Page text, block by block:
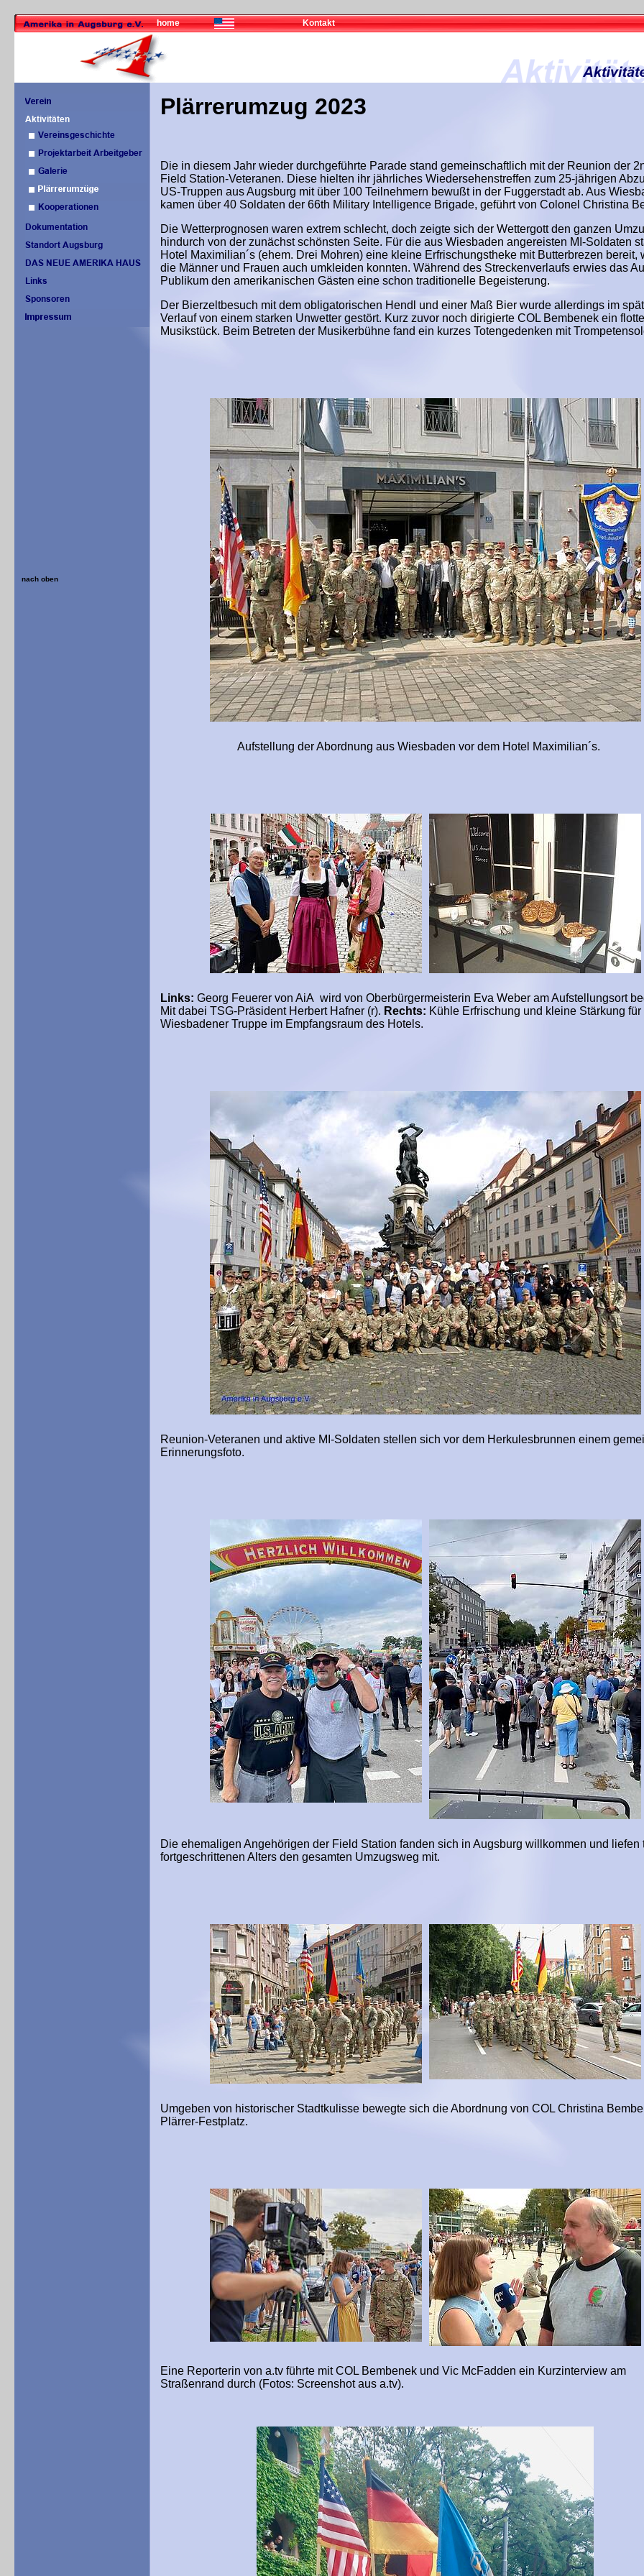
home Kontakt
Plärrerumzug 2023
Die in diesem Jahr wieder durchgeführte Parade stand gemeinschaftlich mit der Reunion der
Field Station-Veteranen. Diese hielten ihr jährliches Wiedersehenstreffen zum 25-jährigen
US-Truppen aus Augsburg mit über 100 Teilnehmern bewußt in der Fuggerstadt ab. Aus
kamen über 40 Soldaten der 66th Military Intelligence Brigade, geführt von Colonel Christina
Die Wetterprognosen waren extrem schlecht, doch zeigte sich der Wettergott den ganzen
hindurch von der zunächst schönsten Seite. Für die aus Wiesbaden angereisten MI-Soldaten
Hotel Maximilian´s (ehem. Drei Mohren) eine kleine Erfrischungstheke mit Butterbrezen bereit,
die Männer und Frauen auch umkleiden konnten. Während des Streckenverlaufs erwies das
Publikum den amerikanischen Gästen eine schon traditionelle Begeisterung.
Der Bierzeltbesuch mit dem obligatorischen Hendl und einer Maß Bier wurde allerdings im
Verlauf von einem starken Unwetter gestört. Kurz zuvor noch dirigierte COL Bembenek ein
Musikstück. Beim Betreten der Musikerbühne fand ein kurzes Totengedenken mit
Aufstellung der Abordnung aus Wiesbaden vor dem Hotel Maximilian´s.
Links: Georg Feuerer von AiA wird von Oberbürgermeisterin Eva Weber am Aufstellungsort
Mit dabei TSG-Präsident Herbert Hafner (r). Rechts: Kühle Erfrischung und kleine Stärkung für
Wiesbadener Truppe im Empfangsraum des Hotels.
Reunion-Veteranen und aktive MI-Soldaten stellen sich vor dem Herkulesbrunnen einem
Erinnerungsfoto.
Die ehemaligen Angehörigen der Field Station fanden sich in Augsburg willkommen und liefen
fortgeschrittenen Alters den gesamten Umzugsweg mit.
Umgeben von historischer Stadtkulisse bewegte sich die Abordnung von COL Christina
Plärrer-Festplatz.
Eine Reporterin von a.tv führte mit COL Bembenek und Vic McFadden ein Kurzinterview am
Straßenrand durch (Fotos: Screenshot aus a.tv).
nach oben